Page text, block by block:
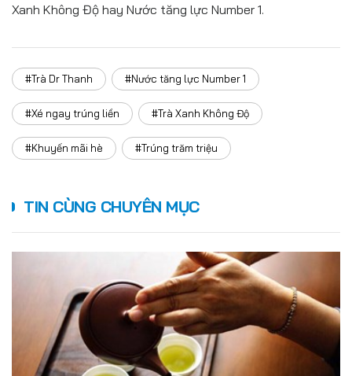
Xanh Không Độ hay Nước tăng lực Number 1.
#Trà Dr Thanh #Nước tăng lực Number 1
#Xé ngay trúng liền #Trà Xanh Không Độ
#Khuyến mãi hè #Trúng trăm triệu
TIN CÙNG CHUYÊN MỤC